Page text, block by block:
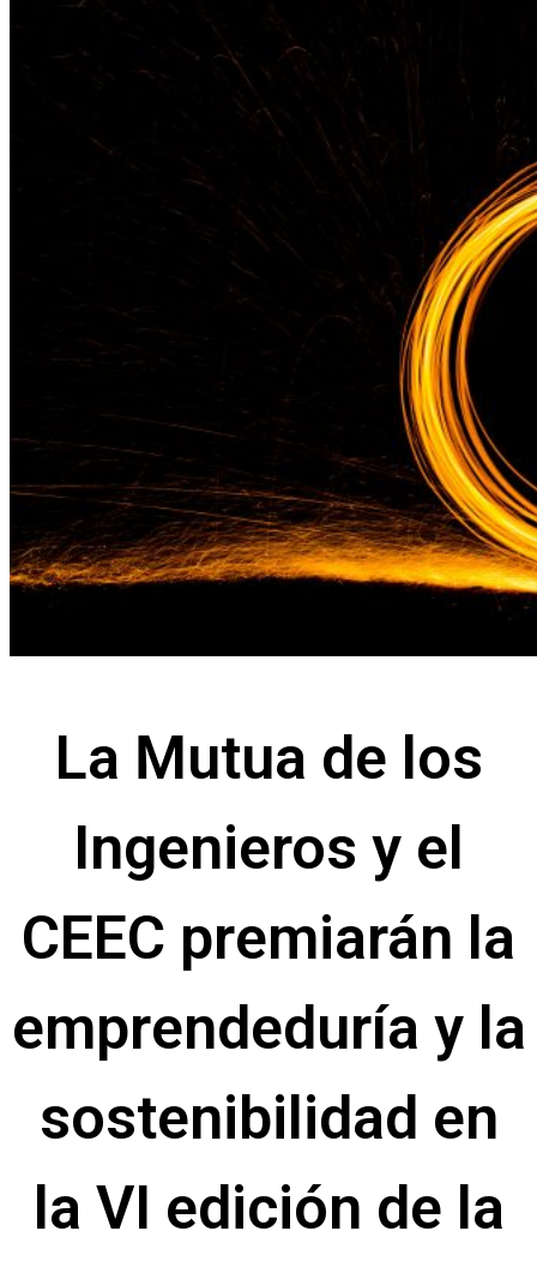
La Mutua de los
Ingenieros y el
CEEC premiarán la
emprendeduría y la
sostenibilidad en
la VI edición de la